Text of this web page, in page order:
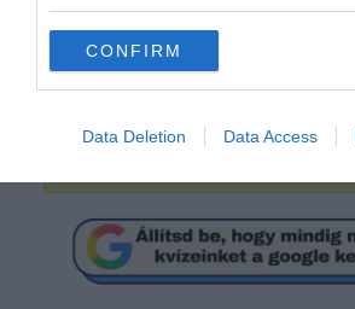
CONFIRM
Data Deletion Data Access
12
1